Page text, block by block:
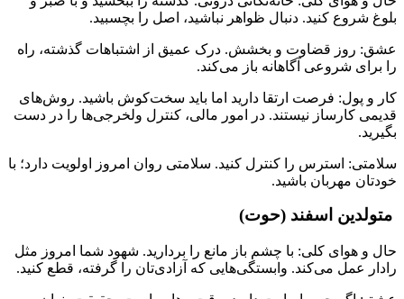
بلوغ شروع کنید. دنبال ظواهر نباشید، اصل را بچسبید.
عشق: روز قضاوت و بخشش. درک عمیق از اشتباهات گذشته، راه
را برای شروعی آگاهانه باز می‌کند.
کار و پول: فرصت ارتقا دارید اما باید سخت‌کوش باشید. روش‌های
قدیمی کارساز نیستند. در امور مالی، کنترل ولخرجی‌ها را در دست
بگیرید.
سلامتی: استرس را کنترل کنید. سلامتی روان امروز اولویت دارد؛ با
خودتان مهربان باشید.
متولدین اسفند (حوت)
حال و هوای کلی: با چشم باز مانع را بردارید. شهود شما امروز مثل
رادار عمل می‌کند. وابستگی‌هایی که آزادی‌تان را گرفته، قطع کنید.